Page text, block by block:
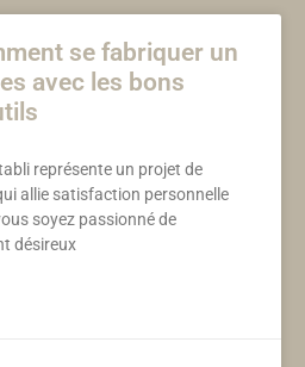
se fabriquer un
avec les bons
représente un projet de
allie satisfaction personnelle
soyez passionné de
désireux